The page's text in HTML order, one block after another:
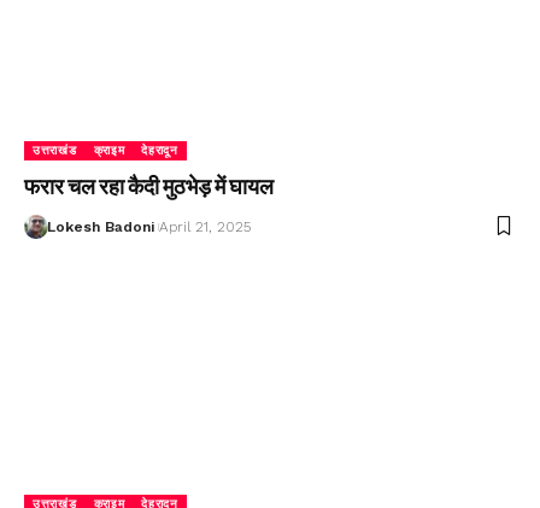
उत्तराखंड क्राइम देहरादून
फरार चल रहा कैदी मुठभेड़ में घायल
Lokesh Badoni April 21, 2025
उत्तराखंड क्राइम देहरादून